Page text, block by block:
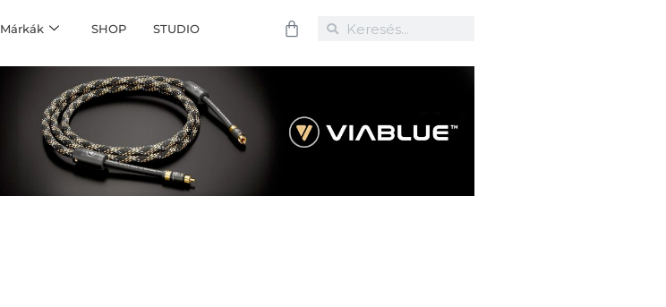
Márkák SHOP STUDIO